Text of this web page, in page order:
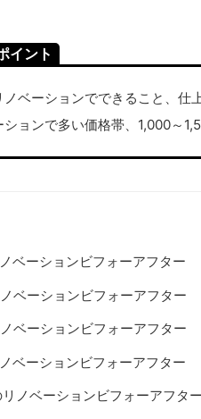
イント
ノベーションでできること、仕
ションで多い価格帯、1,000～
ベーションビフォーアフター
ベーションビフォーアフター
ベーションビフォーアフター
ベーションビフォーアフター
ノベーションビフォーアフター